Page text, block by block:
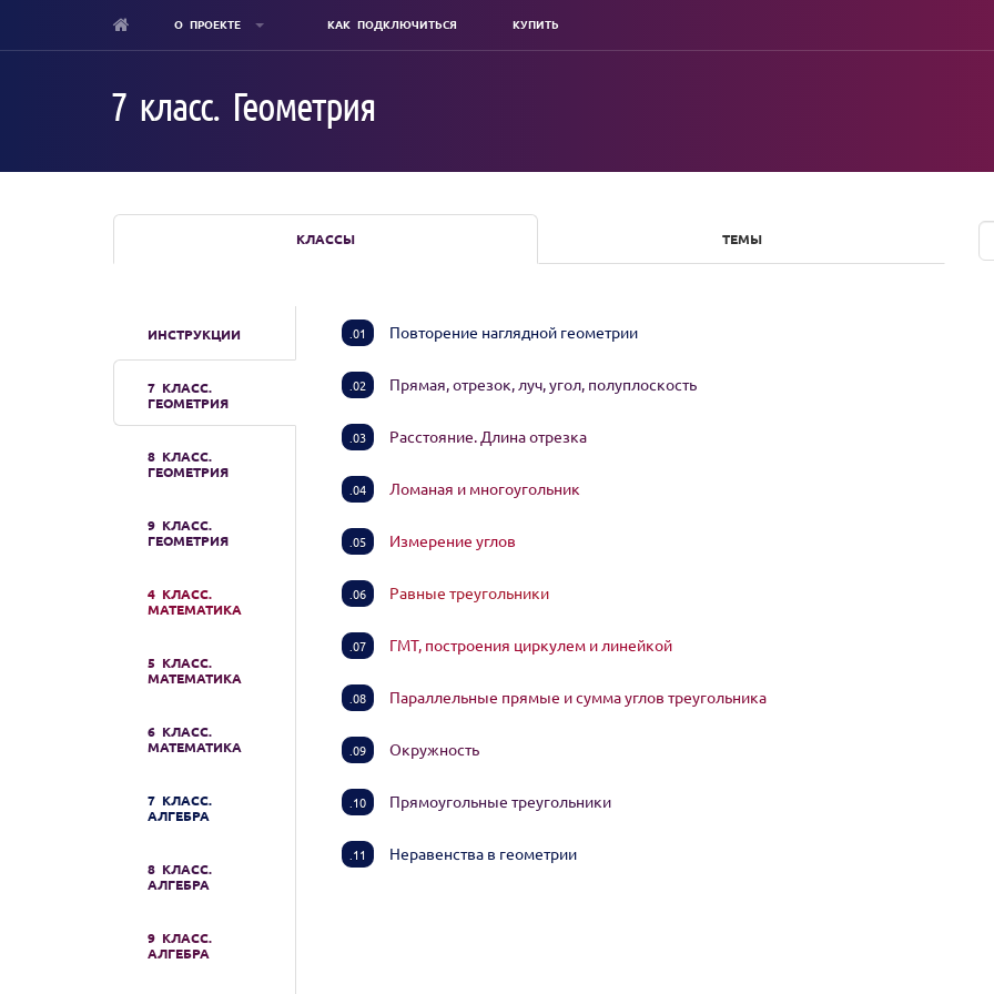
О ПРОЕКТЕ КАК ПОДКЛЮЧИТЬСЯ КУПИТЬ
7 класс. Геометрия
КЛАССЫ ТЕМЫ
ИНСТРУКЦИИ
7 КЛАСС.
ГЕОМЕТРИЯ
8 КЛАСС.
ГЕОМЕТРИЯ
9 КЛАСС.
ГЕОМЕТРИЯ
4 КЛАСС.
МАТЕМАТИКА
5 КЛАСС.
МАТЕМАТИКА
6 КЛАСС.
МАТЕМАТИКА
7 КЛАСС.
АЛГЕБРА
8 КЛАСС.
АЛГЕБРА
9 КЛАСС.
АЛГЕБРА
.01 Повторение наглядной геометрии
.02 Прямая, отрезок, луч, угол, полуплоскость
.03 Расстояние. Длина отрезка
.04 Ломаная и многоугольник
.05 Измерение углов
.06 Равные треугольники
.07 ГМТ, построения циркулем и линейкой
.08 Параллельные прямые и сумма углов треугольника
.09 Окружность
.10 Прямоугольные треугольники
.11 Неравенства в геометрии